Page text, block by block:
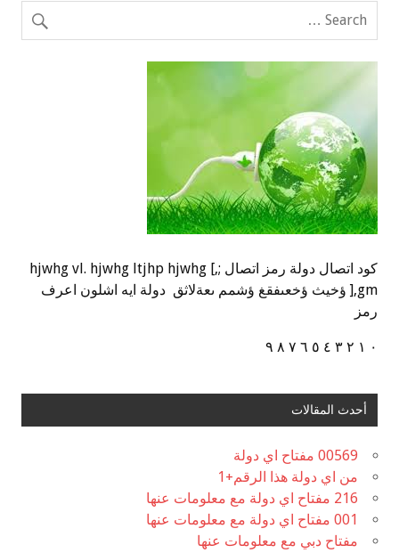
كود اتصال دولة رمز اتصال ;,] hjwhg vl. hjwhg ltjhp hjwhg
],gm ؤخيث ؤخعىفقغ ؤشمم ىعةلاثق دولة ايه اشلون اعرف
رمز
٠ ١ ٢ ٣ ٤ ٥ ٦ ٧ ٨ ٩
أحدث المقالات
00569 مفتاح اي دولة
من اي دولة هذا الرقم+1
216 مفتاح اي دولة مع معلومات عنها
001 مفتاح اي دولة مع معلومات عنها
مفتاح دبي مع معلومات عنها